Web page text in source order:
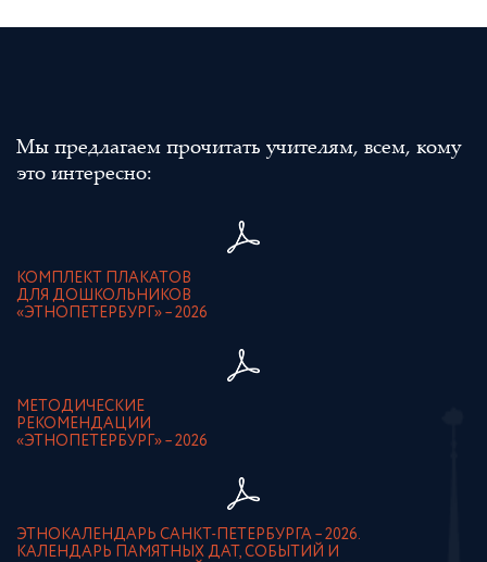
Мы предлагаем прочитать учителям, всем, кому
это интересно:
КОМПЛЕКТ ПЛАКАТОВ
ДЛЯ ДОШКОЛЬНИКОВ
«ЭТНОПЕТЕРБУРГ» – 2026
МЕТОДИЧЕСКИЕ
РЕКОМЕНДАЦИИ
«ЭТНОПЕТЕРБУРГ» – 2026
ЭТНОКАЛЕНДАРЬ САНКТ-ПЕТЕРБУРГА – 2026.
КАЛЕНДАРЬ ПАМЯТНЫХ ДАТ, СОБЫТИЙ И